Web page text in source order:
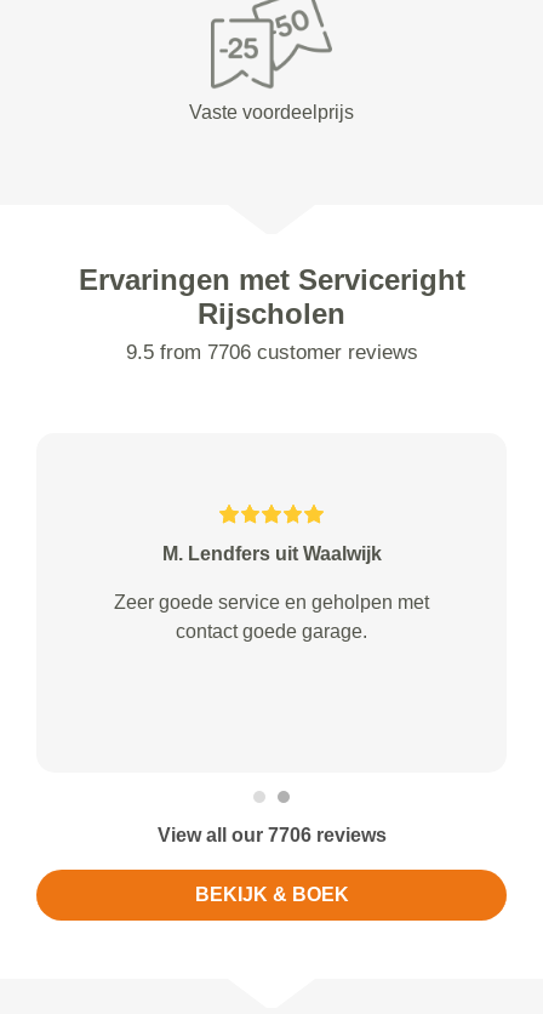
Vaste voordeelprijs
Ervaringen met Serviceright
Rijscholen
9.5 from 7706 customer reviews
M. Lendfers uit Waalwijk
Zeer goede service en geholpen met
contact goede garage.
View all our 7706 reviews
BEKIJK & BOEK